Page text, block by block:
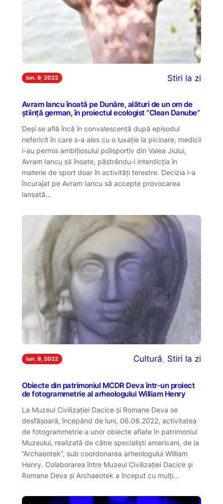
iun. 9, 2022 Stiri la zi
Avram Iancu înoată pe Dunăre, alături de un om de
știință german, în proiectul ecologist ”Clean Danube”
Deși se află încă în convalescență după episodul
nefericit în care s-a ales cu o luxație la picioare, medicii
i-au permis ambițiosului polisportiv din Valea Jiului,
Avram Iancu să înoate, păstrându-i interdicția în
materie de sport doar în activități terestre. Decizia l-a
încurajat pe Avram Iancu să accepte provocarea
lansată…
iun. 9, 2022 Cultură, Stiri la zi
Obiecte din patrimoniul MCDR Deva într-un proiect
de fotogrammetrie al arheologului William Henry
La Muzeul Civilizației Dacice și Romane Deva se
desfășoară, începând de luni, 06.06.2022, activitatea
de fotogrammetrie a unor obiecte aflate în patrimoniul
Muzeului, realizată de către specialiști americani, de la
”Archaeotek”, sub coordonarea arheologului William
Henry. Colaborarea între Muzeul Civilizației Dacice și
Romane Deva și Archaeotek a început cu mulți…